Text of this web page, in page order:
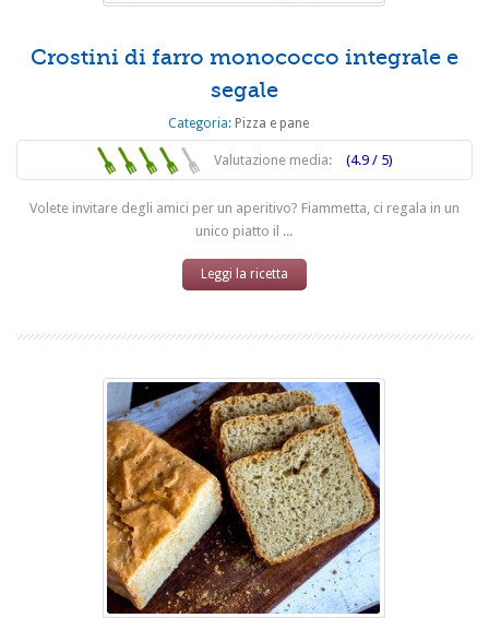
Crostini di farro monococco integrale e
segale
Categoria: Pizza e pane
Valutazione media: (4.9 / 5)
Volete invitare degli amici per un aperitivo? Fiammetta, ci regala in un
unico piatto il ...
Leggi la ricetta